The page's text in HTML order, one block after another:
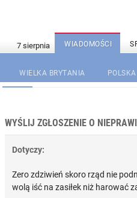
WIADOMOŚCI
WIELKA BRYTANIA POLSKA
WYŚLIJ ZGŁOSZENIE O
Dotyczy:
Zero zdziwień skoro rząd nie
wolą iść na zasiłek niż harować